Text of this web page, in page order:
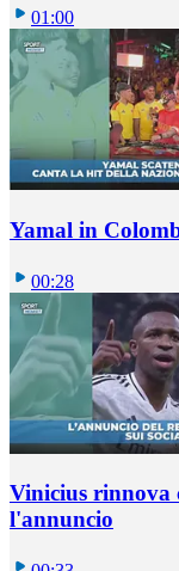
01:00
Yamal in
00:28
Vinicius rinnova
l'annuncio